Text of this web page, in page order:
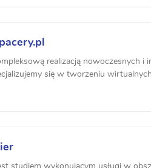
realizacją nowoczesnych i
się w tworzeniu
studiem wykonującym usługi w